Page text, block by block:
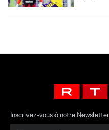
Inscrivez-vous à notre Newsletter